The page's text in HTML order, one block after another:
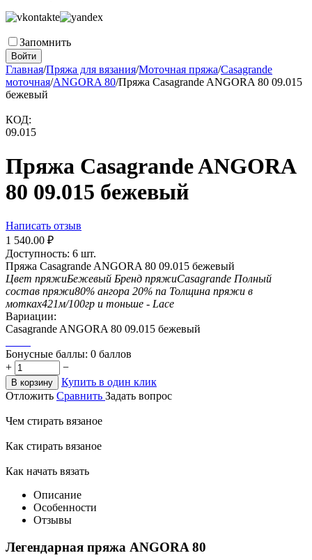
Запомнить
Войти
Главная/Пряжа для вязания/Моточная пряжа/Casagrande
моточная/ANGORA 80/Пряжа Casagrande ANGORA 80 09.015
бежевый
КОД:
09.015
Пряжа Casagrande ANGORA
80 09.015 бежевый
Написать отзыв
1 540.00 ₽
Доступность: 6 шт.
Пряжа Casagrande ANGORA 80 09.015 бежевый
Цвет пряжиБежевый Бренд пряжиCasagrande Полный
состав пряжи80% ангора 20% па Толщина пряжи в
мотках421м/100гр и тоньше - Lace
Вариации:
Casagrande ANGORA 80 09.015 бежевый
Бонусные баллы: 0 баллов
+
−
В корзину
Купить в один клик
Отложить Сравнить Задать вопрос
Чем стирать вязаное
Как стирать вязаное
Как начать вязать
Описание
Особенности
Отзывы
Легендарная пряжа ANGORA 80